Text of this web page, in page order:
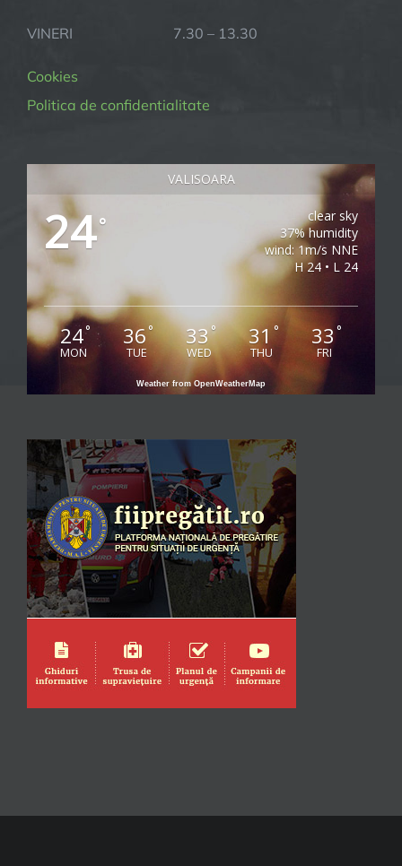
VINERI 7.30 – 13.30
Cookies
Politica de confidentialitate
VALISOARA
24°
clear sky
37% humidity
wind: 1m/s NNE
H 24 • L 24
24°
MON
36°
TUE
33°
WED
31°
THU
33 °
FRI
Weather from OpenWeatherMap